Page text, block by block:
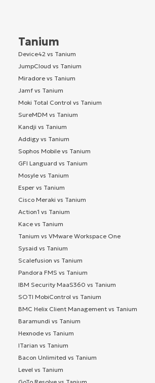
Tanium
Device42 vs Tanium
JumpCloud vs Tanium
Miradore vs Tanium
Jamf vs Tanium
Moki Total Control vs Tanium
SureMDM vs Tanium
Kandji vs Tanium
Addigy vs Tanium
Sophos Mobile vs Tanium
GFI Languard vs Tanium
Mosyle vs Tanium
Esper vs Tanium
Cisco Meraki vs Tanium
Action1 vs Tanium
Kace vs Tanium
Tanium vs VMware Workspace One
Sysaid vs Tanium
Scalefusion vs Tanium
Pandora FMS vs Tanium
IBM Security MaaS360 vs Tanium
SOTI MobiControl vs Tanium
BMC Helix Client Management vs Tanium
Baramundi vs Tanium
Hexnode vs Tanium
ITarian vs Tanium
Bacon Unlimited vs Tanium
Level vs Tanium